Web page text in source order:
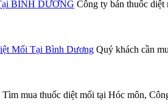
BÌNH DƯƠNG Công ty bán thuốc
Mối Tại Bình Dương Quý khách cần
Tìm mua thuốc diệt mối tại Hóc môn,